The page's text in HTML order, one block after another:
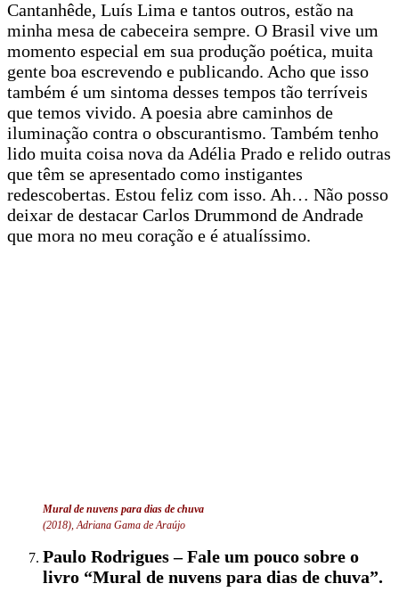
Cantanhêde, Luís Lima e tantos outros, estão na
minha mesa de cabeceira sempre. O Brasil vive um
momento especial em sua produção poética, muita
gente boa escrevendo e publicando. Acho que isso
também é um sintoma desses tempos tão terríveis
que temos vivido. A poesia abre caminhos de
iluminação contra o obscurantismo. Também tenho
lido muita coisa nova da Adélia Prado e relido outras
que têm se apresentado como instigantes
redescobertas. Estou feliz com isso. Ah… Não posso
deixar de destacar Carlos Drummond de Andrade
que mora no meu coração e é atualíssimo.
Mural de nuvens para dias de chuva
(2018), Adriana Gama de Araújo
Paulo Rodrigues – Fale um pouco sobre o
livro “Mural de nuvens para dias de chuva”.